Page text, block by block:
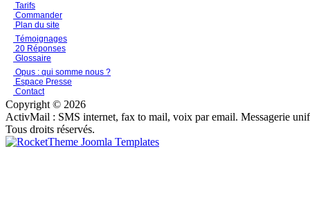
Tarifs
Commander
Plan du site
Témoignages
20 Réponses
Glossaire
Opus : qui somme nous ?
Espace Presse
Contact
Copyright © 2026
ActivMail : SMS internet, fax to mail, voix par email. Messagerie
Tous droits réservés.